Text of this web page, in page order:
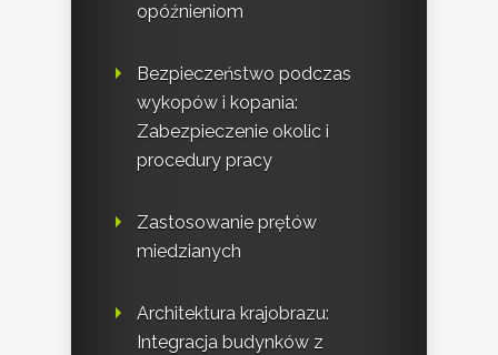
opóźnieniom
Bezpieczeństwo podczas
wykopów i kopania:
Zabezpieczenie okolic i
procedury pracy
Zastosowanie prętów
miedzianych
Architektura krajobrazu:
Integracja budynków z